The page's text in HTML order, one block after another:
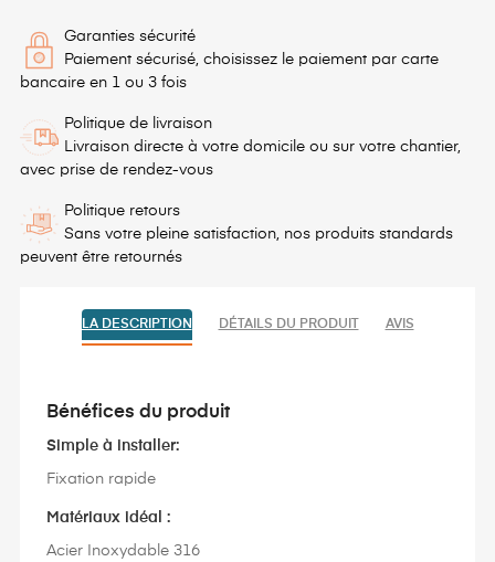
Garanties sécurité
Paiement sécurisé, choisissez le paiement par carte
bancaire en 1 ou 3 fois
Politique de livraison
Livraison directe à votre domicile ou sur votre chantier,
avec prise de rendez-vous
Politique retours
Sans votre pleine satisfaction, nos produits standards
peuvent être retournés
LA DESCRIPTION DÉTAILS DU PRODUIT AVIS
Bénéfices du produit
Simple à installer:
Fixation rapide
Matériaux idéal :
Acier Inoxydable 316